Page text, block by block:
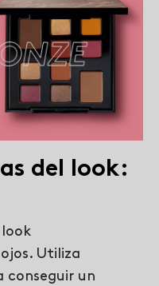
del look:
Utiliza
conseguir un